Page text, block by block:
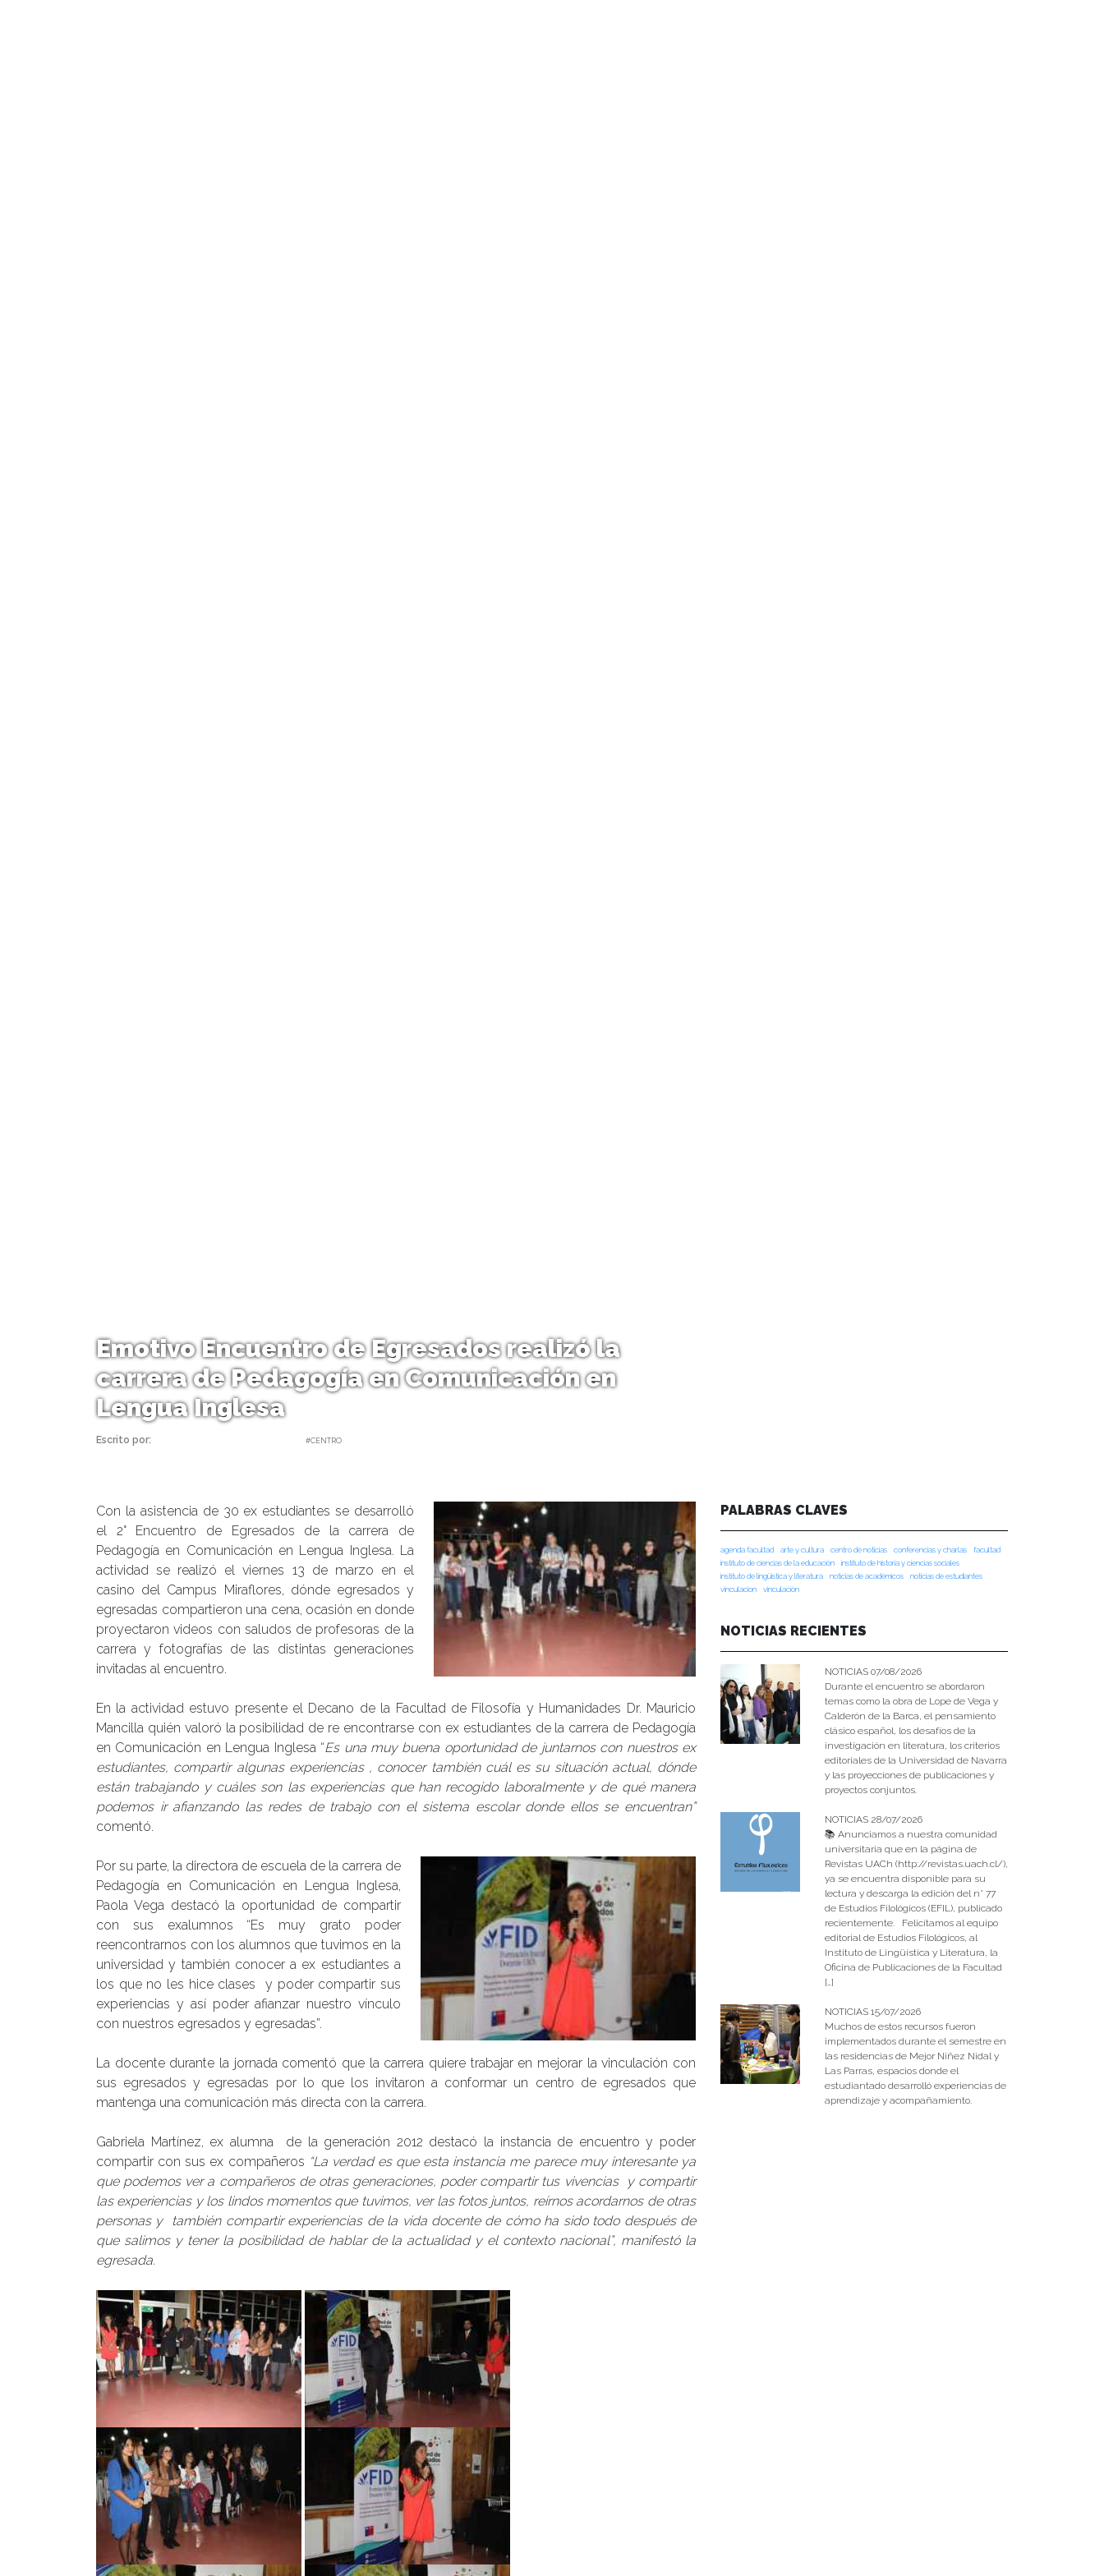
Emotivo Encuentro de Egresados realizó la
carrera de Pedagogía en Comunicación en
Lengua Inglesa
Escrito por: #CENTRO
Con la asistencia de 30 ex estudiantes se desarrolló
el 2° Encuentro de Egresados de la carrera de
Pedagogía en Comunicación en Lengua Inglesa. La
actividad se realizó el viernes 13 de marzo en el
casino del Campus Miraflores, dónde egresados y
egresadas compartieron una cena, ocasión en donde
proyectaron videos con saludos de profesoras de la
carrera y fotografías de las distintas generaciones
invitadas al encuentro.
En la actividad estuvo presente el Decano de la Facultad de Filosofía y Humanidades Dr. Mauricio
Mancilla quién valoró la posibilidad de re encontrarse con ex estudiantes de la carrera de Pedagogía
en Comunicación en Lengua Inglesa “Es una muy buena oportunidad de juntarnos con nuestros ex
estudiantes, compartir algunas experiencias , conocer también cuál es su situación actual, dónde
están trabajando y cuáles son las experiencias que han recogido laboralmente y de qué manera
podemos ir afianzando las redes de trabajo con el sistema escolar donde ellos se encuentran”
comentó.
Por su parte, la directora de escuela de la carrera de
Pedagogía en Comunicación en Lengua Inglesa,
Paola Vega destacó la oportunidad de compartir
con sus exalumnos “Es muy grato poder
reencontrarnos con los alumnos que tuvimos en la
universidad y también conocer a ex estudiantes a
los que no les hice clases y poder compartir sus
experiencias y así poder afianzar nuestro vínculo
con nuestros egresados y egresadas”.
La docente durante la jornada comentó que la carrera quiere trabajar en mejorar la vinculación con
sus egresados y egresadas por lo que los invitaron a conformar un centro de egresados que
mantenga una comunicación más directa con la carrera.
Gabriela Martínez, ex alumna de la generación 2012 destacó la instancia de encuentro y poder
compartir con sus ex compañeros “La verdad es que esta instancia me parece muy interesante ya
que podemos ver a compañeros de otras generaciones, poder compartir tus vivencias y compartir
las experiencias y los lindos momentos que tuvimos, ver las fotos juntos, reírnos acordarnos de otras
personas y también compartir experiencias de la vida docente de cómo ha sido todo después de
que salimos y tener la posibilidad de hablar de la actualidad y el contexto nacional”, manifestó la
egresada.
PALABRAS CLAVES
agenda facultad arte y cultura centro de noticias conferencias y charlas
facultad
instituto de ciencias de la educación
instituto de historia y ciencias sociales
instituto de lingüística y literatura
noticias de académicos
noticias de estudiantes
vinculacion
vinculación
NOTICIAS RECIENTES
NOTICIAS 07/08/2026
Durante el encuentro se abordaron
temas como la obra de Lope de Vega y
Calderón de la Barca, el pensamiento
clásico español, los desafíos de la
investigación en literatura, los criterios
editoriales de la Universidad de Navarra
y las proyecciones de publicaciones y
proyectos conjuntos.
NOTICIAS 28/07/2026
📚 Anunciamos a nuestra comunidad
universitaria que en la página de
Revistas UACh (http://revistas.uach.cl/),
ya se encuentra disponible para su
lectura y descarga la edición del n° 77
de Estudios Filológicos (EFIL), publicado
recientemente. Felicitamos al equipo
editorial de Estudios Filológicos, al
Instituto de Lingüística y Literatura, la
Oficina de Publicaciones de la Facultad
[…]
NOTICIAS 15/07/2026
Muchos de estos recursos fueron
implementados durante el semestre en
las residencias de Mejor Niñez Nidal y
Las Parras, espacios donde el
estudiantado desarrolló experiencias de
aprendizaje y acompañamiento.